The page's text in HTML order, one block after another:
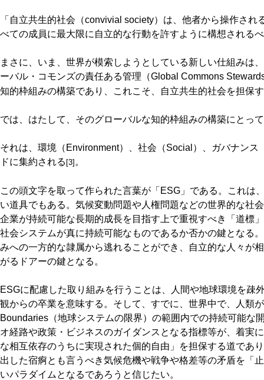
「自立共生的社会（convivial society）は、他者から操作さ
べての成員に最大限に自立的な行動を許すように構想される
まさに、いま、世界が模索しようとしている新しい仕組みは
ーバル・コモンズの責任ある管理（Global Commons
知的枠組みの構築であり、これこそ、自立共生的社会を担保
では、はたして、そのグローバルな知的枠組みの構築にとっ
それは、環境（Environment）、社会（Social）、ガバナン
ドに集約される [3] 。
この頭文字を取って作られた言葉が「ESG」である。これは
い道具でもある。気候変動問題や人権問題などの世界的な社
企業が持続可能な長期的成長を目指す上で重視すべき「道標
社会システムが真に持続可能なものであるか否かの鍵となる
みへの一方的な隷属から逃れることができ、自立的な人々が
がるドアーの鍵となる。
ESGに配慮した取り組みを行うことは、人間や地球環境を疎
観からの卒業を意味する。そして、すでに、世界中で、人類
Boundaries（地球システムの限界）の範囲内での持続可能な
オ経路や政策・ビジネスのガイダンスとなる指標等が、着実
な相互依存のうちに実現された個的自由」を担保する道であ
出した宿痾とも言うべき気候危機や戦争や格差等の矛盾を「
いパラダイムとなるであろうと信じたい。